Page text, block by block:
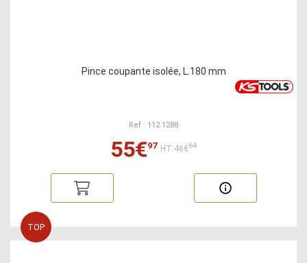
Pince coupante isolée, L.180 mm
Ref : 112.1288
55€97 HT:46€64
TOP